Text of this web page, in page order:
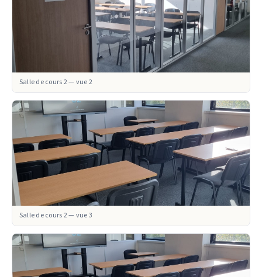
Salle de cours 2 — vue 2
Salle de cours 2 — vue 3